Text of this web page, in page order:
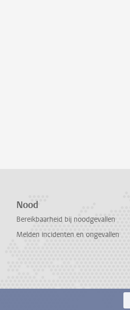
Nood
Bereikbaarheid bij noodgevallen
Melden incidenten en ongevallen